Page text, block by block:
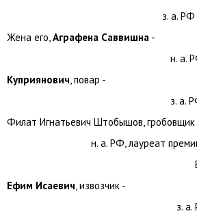
з. а.
Жена его, Аграфена Саввишна -
н. а.
Куприянович , повар -
з. а.
Филат Игнатьевич Штобышов, гробовщик
н. а. РФ, лауреат
Ефим Исаевич , извозчик -
з.